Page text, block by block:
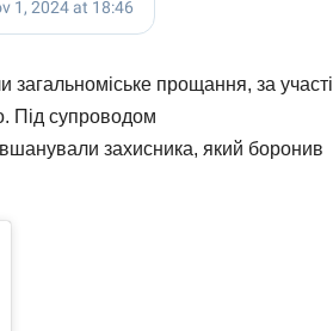
прощання, за участі
Під супроводом
захисника, який боронив